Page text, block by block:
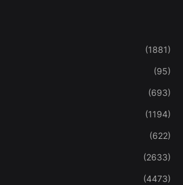
(1881)
(95)
(693)
(1194)
(622)
(2633)
(4473)